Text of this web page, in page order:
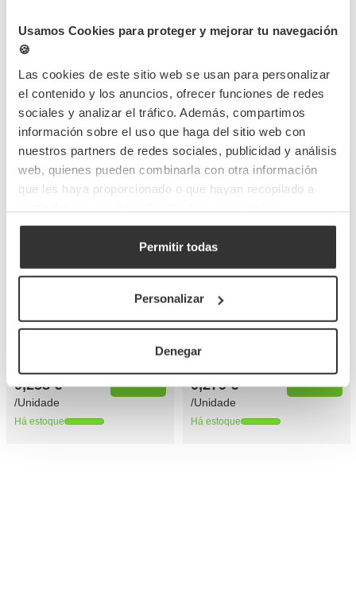
Usamos Cookies para proteger y mejorar tu navegación
🍪
Las cookies de este sitio web se usan para personalizar
el contenido y los anuncios, ofrecer funciones de redes
sociales y analizar el tráfico. Además, compartimos
información sobre el uso que haga del sitio web con
nuestros partners de redes sociales, publicidad y análisis
web, quienes pueden combinarla con otra información
que les haya proporcionado o que hayan recopilado a
Permitir todas
Personalizar
Denegar
Vaso de Plástico PP Irrompible
470ml Impreso
Quantidade mín1260 UDS
0,258 €
/Unidade
Há estoque
Copo Premium PP reutilizável
430ml Personalizado 1 Tinta
8Ø x 14cm
Habilidade
Quantidade mín1000 UDS
278,99 €
0,279 €
/Unidade
Há estoque